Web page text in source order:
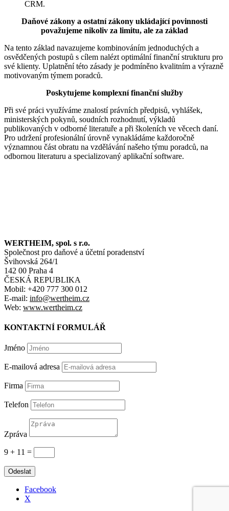
CRM.
Daňové zákony a ostatní zákony ukládající povinnosti
považujeme nikoliv za limitu, ale za základ
Na tento základ navazujeme kombinováním jednoduchých a
osvědčených postupů s cílem nalézt optimální finanční strukturu pro
své klienty. Uplatnění této zásady je podmíněno kvalitním a výrazně
motivovaným týmem poradců.
Poskytujeme komplexní finanční služby
Při své práci využíváme znalostí právních předpisů, vyhlášek,
ministerských pokynů, soudních rozhodnutí, výkladů
publikovaných v odborné literatuře a při školeních ve věcech daní.
Pro udržení profesionální úrovně vynakládáme každoročně
významnou část obratu na vzdělávání našeho týmu poradců, na
odbornou literaturu a specializovaný aplikační software.
WERTHEIM, spol. s r.o.
Společnost pro daňové a účetní poradenství
Švihovská 264/1
142 00 Praha 4
ČESKÁ REPUBLIKA
Mobil: +420 777 300 012
E-mail: info@wertheim.cz
Web: www.wertheim.cz
KONTAKTNÍ FORMULÁŘ
Jméno
E-mailová adresa
Firma
Telefon
Zpráva
9 + 11 =
Odeslat
Facebook
X